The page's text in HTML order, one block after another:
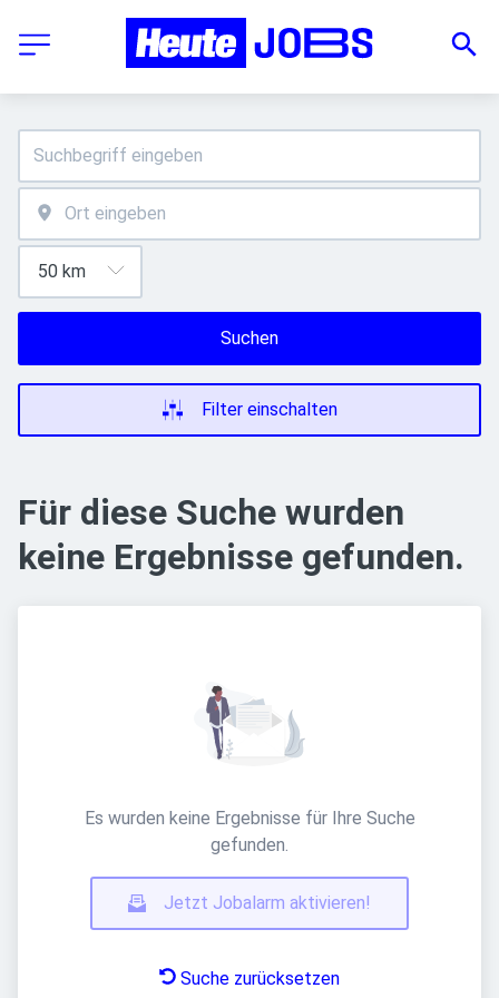
Suchen
Filter einschalten
Für diese Suche wurden
keine Ergebnisse gefunden.
Es wurden keine Ergebnisse für Ihre Suche
gefunden.
Jetzt Jobalarm aktivieren!
Suche zurücksetzen